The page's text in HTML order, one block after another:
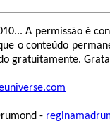
A permissão é
o conteúdo
gratuitamente. Grata
-